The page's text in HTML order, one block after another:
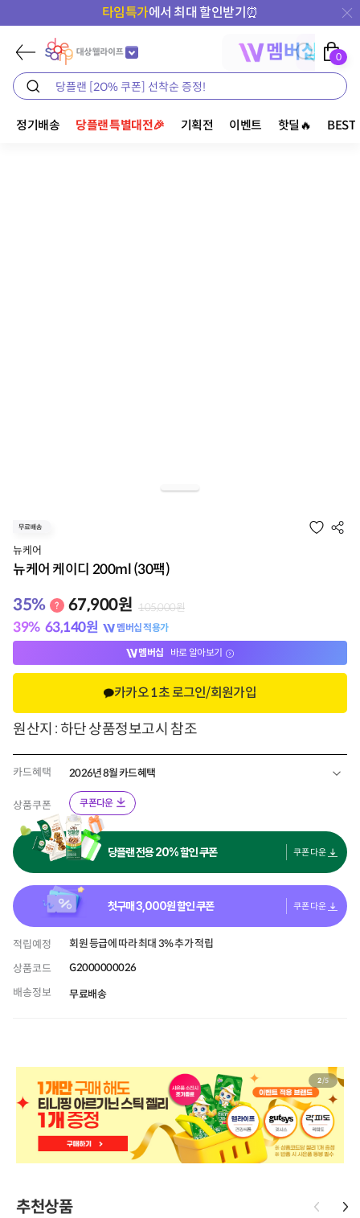
타임특가에서 최대 할인받기⏰
0
정기배송 당플랜 특별대전🎉 기획전 이벤트 핫딜🔥 BEST
뉴케어
뉴케어 케이디 200ml (30팩)
35% 67,900원 105,000원
39% 63,140원 멤버십 적용가
멤버십 바로 알아보기
카카오 1초 로그인/회원가입
원산지 : 하단 상품정보고시 참조
카드혜택 2026년 8월 카드혜택
상품쿠폰 쿠폰다운
당플랜 전용 20% 할인 쿠폰 쿠폰 다운
첫구매3,000원 할인 쿠폰 쿠폰 다운
적립예정
회원 등급에 따라 최대 3% 추가 적립
상품코드
G2000000026
배송정보
무료배송
2/5
추천상품